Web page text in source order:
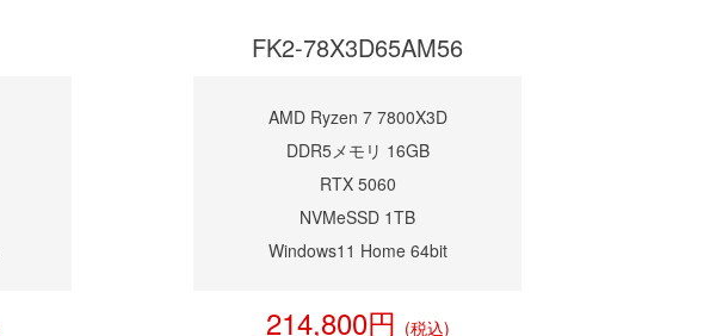
FK2-78X3D65AM56
AMD Ryzen 7 7800X3D
DDR5メモリ 16GB
RTX 5060
NVMeSSD 1TB
Windows11 Home 64bit
214,800円 (税込)